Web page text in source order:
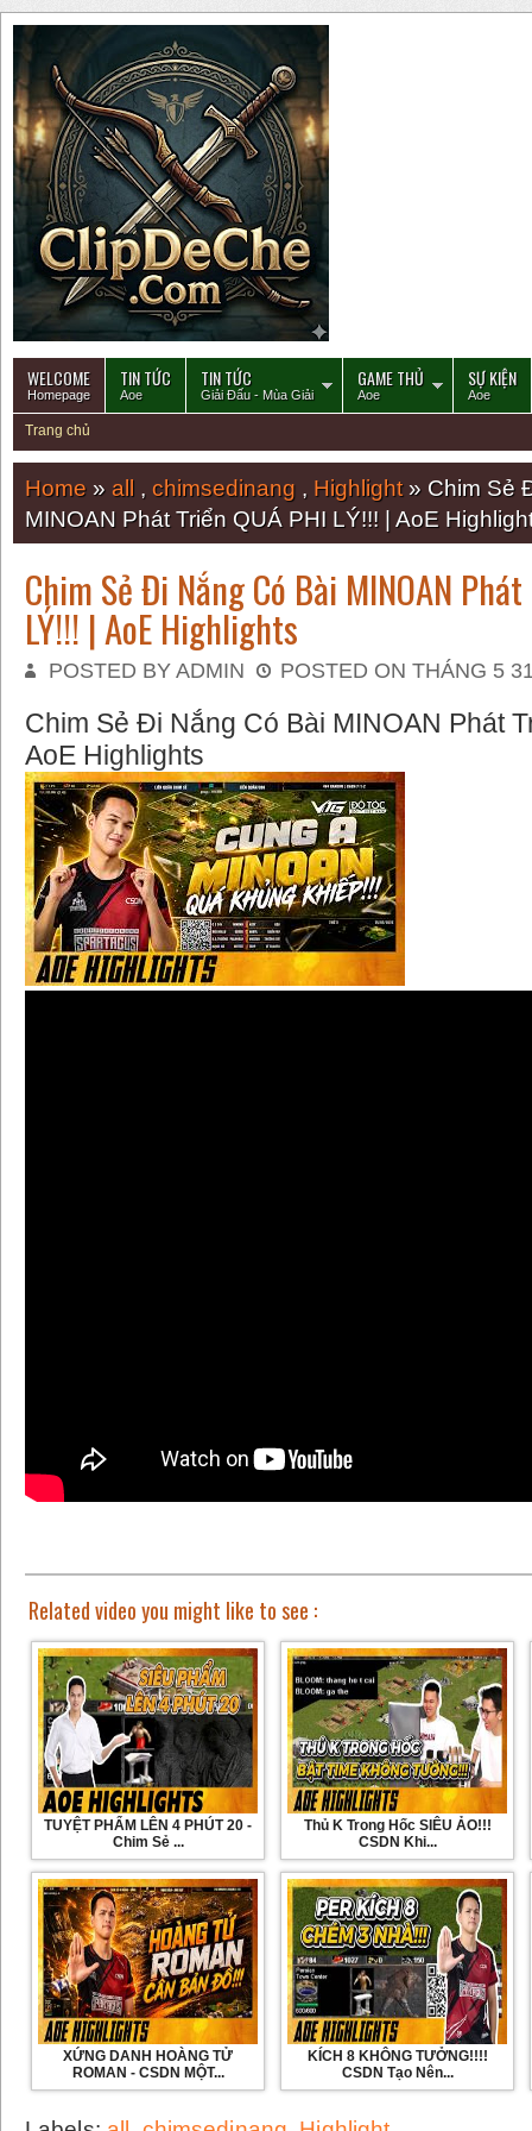
WELCOME
Homepage
TIN TỨC
Aoe
TIN TỨC
Giải Đấu - Mùa Giải
GAME THỦ
Aoe
SỰ KIỆN
Aoe
Trang chủ
Home » all , chimsedinang , Highlight» Chim Sẻ
MINOAN Phát Triển QUÁ PHI LÝ!!! | AoE
Chim Sẻ Đi Nắng Có Bài MINOAN
LÝ!!! | AoE Highlights
POSTED BY ADMIN POSTED ON THÁNG 5
Chim Sẻ Đi Nắng Có Bài MINOAN Phát
AoE Highlights
Related video you might like to see :
TUYỆT PHẨM LÊN 4 PHÚT 20 -
Chim Sẻ ...
Thủ K Trong Hốc SIÊU ẢO!!!
CSDN Khi...
XỨNG DANH HOÀNG TỬ
ROMAN - CSDN MỘT...
KÍCH 8 KHÔNG TƯỞNG!!!!
CSDN Tạo Nên...